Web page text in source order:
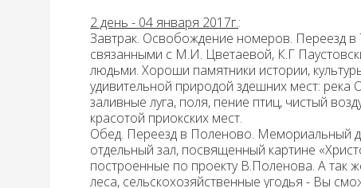
2 день - 04 января 2017г.:
Завтрак. Освобождение номеров. Переезд в
связанными с М.И. Цветаевой, К.Г
людьми. Хороши памятники истории,
удивительной природой здешних мест: река
заливные луга, поля, пение птиц, чистый
красотой приокских мест.
Обед. Переезд в Поленово. Мемориальный
отдельный зал, посвященный картине
построенные по проекту В.Поленова. А так
леса, сельскохозяйственные угодья - Вы